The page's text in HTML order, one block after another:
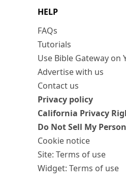
HELP
FAQs
Tutorials
Use Bible Gateway on
Advertise with us
Contact us
Privacy policy
California Privacy
Do Not Sell My
Cookie notice
Site: Terms of use
Widget: Terms of use